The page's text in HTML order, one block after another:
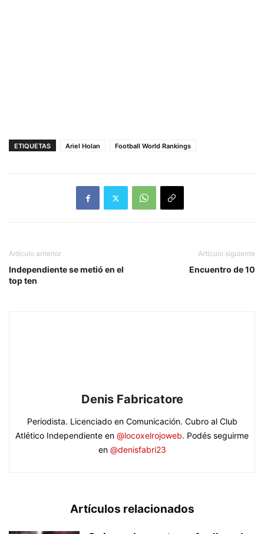
ETIQUETAS Ariel Holan Football World Rankings
Artículo anterior
Independiente se metió en el
top ten
Artículo siguiente
Encuentro de 10
Denis Fabricatore
Periodista. Licenciado en Comunicación. Cubro al Club
Atlético Independiente en @locoxelrojoweb. Podés seguirme
en @denisfabri23
Artículos relacionados